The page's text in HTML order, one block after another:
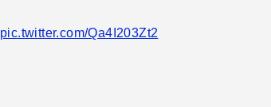
pic.twitter.com/Qa4I203Zt2